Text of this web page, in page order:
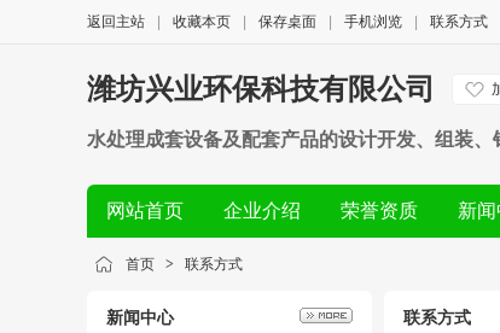
返回主站 收藏本页 保存桌面 手机浏览 联系方式
潍坊兴业环保科技有限公司
水处理成套设备及配套产品的设计开发、组装
网站首页
企业介绍 荣誉资质 新
首页 > 联系方式
新闻中心 联系方式